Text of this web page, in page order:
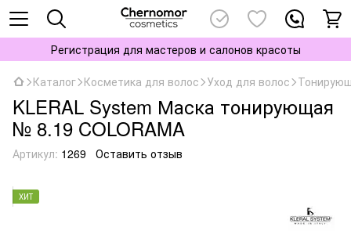
Регистрация для мастеров и салонов красоты
Каталог Косметика для волос Уход для волос
KLERAL System Маска тонирующая
№ 8.19 COLORAMA
Артикул: 1269 Оставить отзыв
ХИТ